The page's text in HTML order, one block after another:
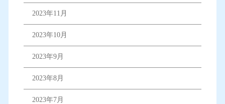
2023年11月
2023年10月
2023年9月
2023年8月
2023年7月